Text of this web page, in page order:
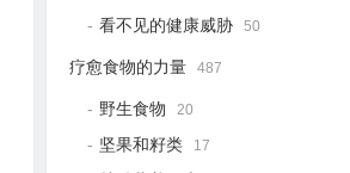
看不见的健康威胁 50
疗愈食物的力量 487
野生食物 20
坚果和籽类 17